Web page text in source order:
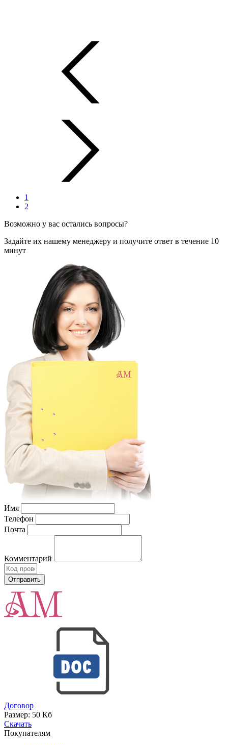
1
2
Возможно у вас остались вопросы?
Задайте их нашему менеджеру и получите ответ в течение 10
минут
Имя
Телефон
Почта
Комментарий
Договор
Размер: 50 Кб
Скачать
Покупателям